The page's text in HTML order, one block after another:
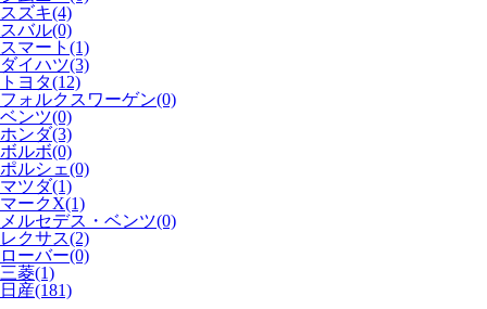
スズキ(4)
スバル(0)
スマート(1)
ダイハツ(3)
トヨタ(12)
フォルクスワーゲン(0)
ベンツ(0)
ホンダ(3)
ボルボ(0)
ポルシェ(0)
マツダ(1)
マークX(1)
メルセデス・ベンツ(0)
レクサス(2)
ローバー(0)
三菱(1)
日産(181)